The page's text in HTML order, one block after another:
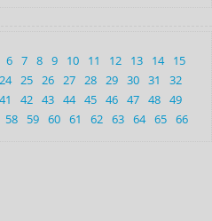
6 7 8 9 10 11 12 13 14
15
24 25 26 27 28 29 30 31
32
41 42 43 44 45 46 47 48 49
58 59 60 61 62 63 64 65 66